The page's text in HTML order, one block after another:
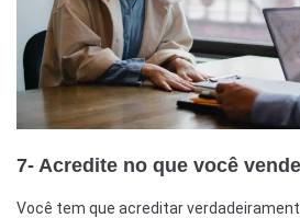
7- Acredite no que você vende
Você tem que acreditar